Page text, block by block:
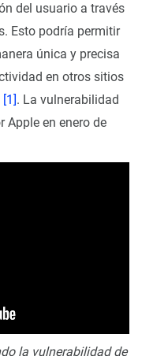
del usuario a través
Esto podría permitir
única y precisa
en otros sitios
[1]. La vulnerabilidad
Apple en enero de
la vulnerabilidad de